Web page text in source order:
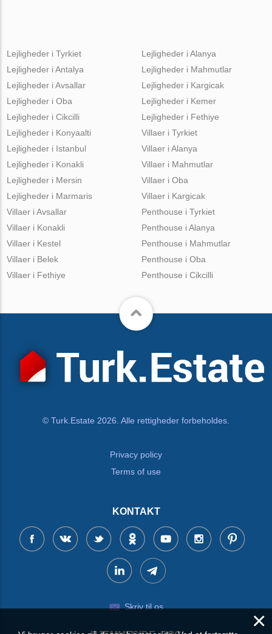
Lejligheder i Tyrkiet
Lejligheder i Antalya
Lejligheder i Avsallar
Lejligheder i Oba
Lejligheder i Cikcilli
Lejligheder i Alanya
Lejligheder i Mahmutlar
Lejligheder i Kargicak
Lejligheder i Kemer
Lejligheder i Fethiye
Lejligheder i Konyaalti
Lejligheder i Istanbul
Lejligheder i Konakli
Lejligheder i Mersin
Lejligheder i Marmaris
Villaer i Tyrkiet
Villaer i Alanya
Villaer i Mahmutlar
Villaer i Oba
Villaer i Kargicak
Villaer i Avsallar
Villaer i Konakli
Villaer i Kestel
Villaer i Belek
Villaer i Fethiye
Penthouse i Tyrkiet
Penthouse i Alanya
Penthouse i Mahmutlar
Penthouse i Oba
Penthouse i Cikcilli
© Turk.Estate 2026. Alle rettigheder forbeholdes.
Privacy policy
Terms of use
KONTAKT
Skriv til os
×